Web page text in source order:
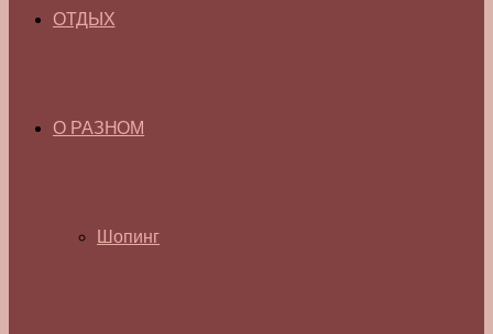
ОТДЫХ
О РАЗНОМ
Шопинг